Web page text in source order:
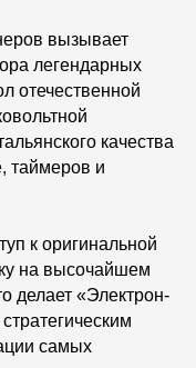
вызывает
легендарных
отечественной
качества
таймеров и
к оригинальной
на высочайшем
делает «Электрон-
самых